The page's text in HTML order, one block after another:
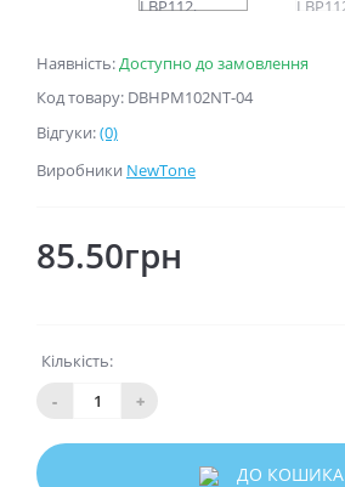
Наявність:Доступно до замовлення
Код товару: DBHPM102NT-04
Відгуки:(0)
Виробники NewTone
85.50грн
Кількість:
-
+
ДО КОШИКА